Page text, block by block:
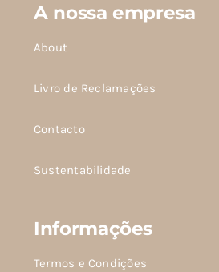
A nossa empresa
About
Livro de Reclamações
Contacto
Sustentabilidade
Informações
Termos e Condições